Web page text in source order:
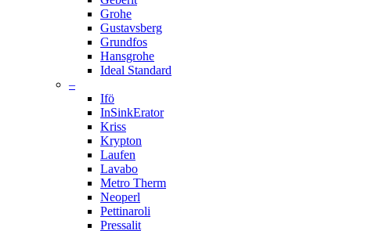
Grohe
Gustavsberg
Grundfos
Hansgrohe
Ideal Standard
–
Ifö
InSinkErator
Kriss
Krypton
Laufen
Lavabo
Metro Therm
Neoperl
Pettinaroli
Pressalit